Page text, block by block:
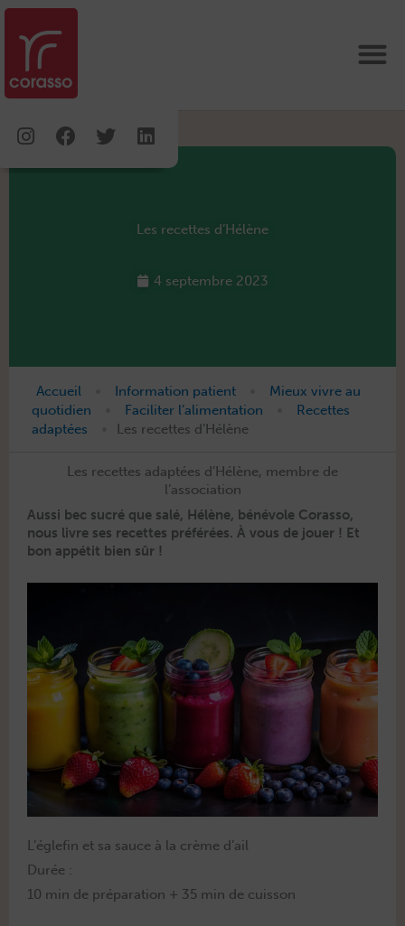
Aller
contenu
InstagramFacebook
TwitterLinkedin
Les recettes d’Hélène
4 septembre 2023
Accueil Information patient
Mieux vivre au
quotidien
Faciliter l’alimentation
Recettes
adaptées
Les recettes d’Hélène
Les recettes adaptées d’Hélène, membre de
l’association
Aus­si bec sucré que salé, Hélène, bénév­ole Coras­so,
nous livre ses recettes préférées. À vous de jouer ! Et
bon appétit bien sûr !
L’églefin et sa sauce à la crème d’ail
Durée :
10 min de pré­pa­ra­tion + 35 min de cuisson